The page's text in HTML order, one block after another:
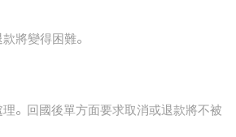
將變得困難。
。回國後單方面要求取消或退款將不被